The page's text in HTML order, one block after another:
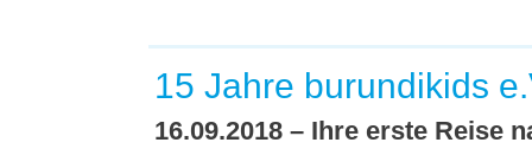
15 Jahre burundikids
16.09.2018 – Ihre erste Reise